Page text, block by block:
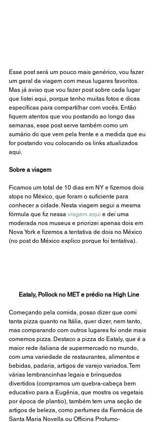
Esse post será um pouco mais genérico, vou fazer
um geral da viagem com meus lugares favoritos.
Mas já aviso que vou fazer post sobre cada lugar
que listei aqui, porque tenho muitas fotos e dicas
específicas para compartilhar com vocês. Então
fiquem atentos que vou postando ao longo das
semanas, esse post serve também como um
sumário do que vem pela frente e a medida que eu
for postando vou colocando os links atualizados
aqui.
Sobre a viagem
Ficamos um total de 10 dias em NY e fizemos dois
stops no México, que foram o suficiente para
conhecer a cidade. Nesta viagem segui a mesma
fórmula que fiz nessa viagem aqui e dei uma
moderada nos museus e priorizei apenas dois em
Nova York e fizemos a tentativa de dois no México
(no post do México explico porque foi tentativa).
Eataly, Pollock no MET e prédio na High Line
Começando pela comida, posso dizer que comi
tanta pizza quanto na Itália, quer dizer, nem tanto,
mas comparando com outros lugares foi onde mais
comemos pizza. Destaco a pizza do Eataly, que é a
maior rede italiana de supermercado no mundo,
com uma variedade de restaurantes, alimentos e
bebidas, padaria, artigos de varejo variados. Tem
várias lembrancinhas legais e brinquedos
divertidos (compramos um quebra-cabeça bem
educativo para a Eugênia, que mostra os vegetais
por época de plantio), também tem uma seção de
artigos de beleza, como perfumes da Farmácia de
Santa Maria Novella ou Officina Profumo-